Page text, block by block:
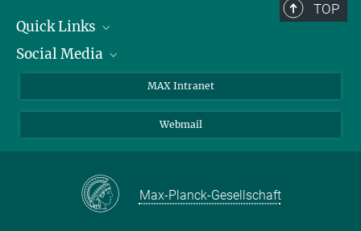
TOP
Quick Links
Forschungsgruppen
Kontakt
Social Media
Bluesky
Mastodon
Instagram
MAX Intranet
Webmail
Max-Planck-Gesellschaft